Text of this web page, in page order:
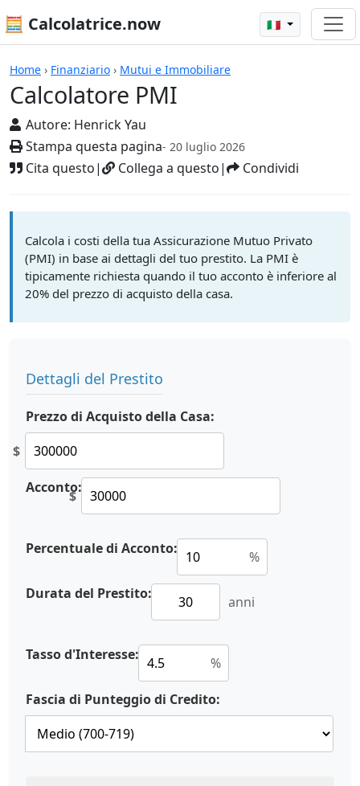
🧮 Calcolatrice.now 🇮🇹
Home › Finanziario › Mutui e Immobiliare
Calcolatore PMI
Autore: Henrick Yau
Stampa questa pagina- 20 luglio 2026
Cita questo| Collega a questo| Condividi
Calcolatrici
Calcola i costi della tua Assicurazione Mutuo Privato
(PMI) in base ai dettagli del tuo prestito. La PMI è
tipicamente richiesta quando il tuo acconto è inferiore al
20% del prezzo di acquisto della casa.
Dettagli del Prestito
Prezzo di Acquisto della Casa:
$
Acconto:
$
Percentuale di Acconto: %
Durata del Prestito: anni
Tasso d'Interesse: %
Fascia di Punteggio di Credito: